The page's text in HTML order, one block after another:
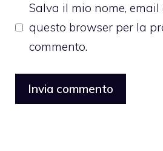
Salva il mio nome, email
questo browser per la
commento.